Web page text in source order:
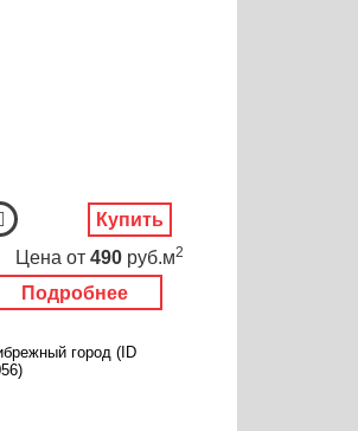
Подробнее
Цена от 490 руб.м2
Купить
город (ID